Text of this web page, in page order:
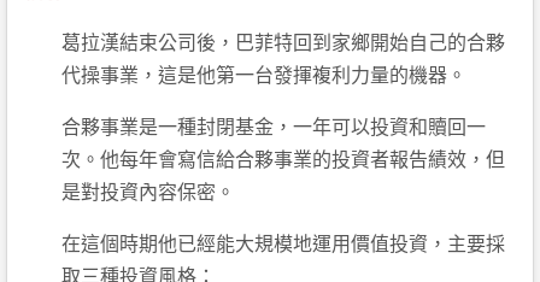
葛拉漢結束公司後，巴菲特回到家鄉開始自己的合夥
代操事業，這是他第一台發揮複利力量的機器。
合夥事業是一種封閉基金，一年可以投資和贖回一
次。他每年會寫信給合夥事業的投資者報告績效，但
是對投資內容保密。
在這個時期他已經能大規模地運用價值投資，主要採
取三種投資風格：